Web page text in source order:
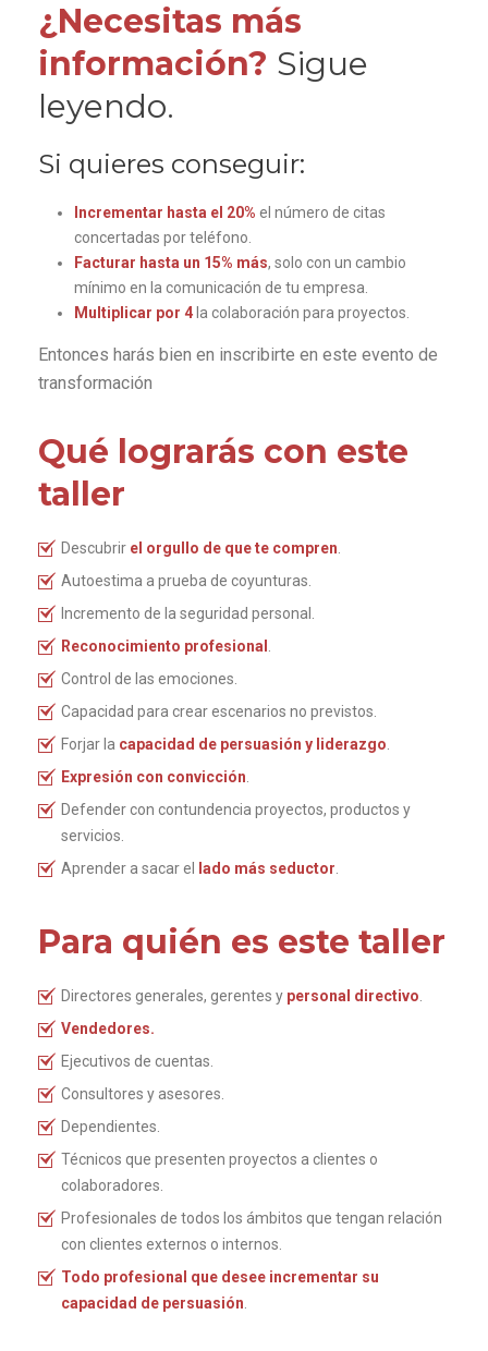
¿Necesitas más
información? Sigue
leyendo.
Si quieres conseguir:
Incrementar hasta el 20% el número de citas
concertadas por teléfono.
Facturar hasta un 15% más, solo con un cambio
mínimo en la comunicación de tu empresa.
Multiplicar por 4la colaboración para proyectos.
Entonces harás bien en inscribirte en este evento de
transformación
Qué lograrás con este
taller
Descubrir el orgullo de que te compren
Autoestima a prueba de coyunturas.
Incremento de la seguridad personal.
Reconocimiento profesional
Control de las emociones.
Capacidad para crear escenarios no previstos.
Forjar la capacidad de persuasión y liderazgo
Expresión con convicción
Defender con contundencia proyectos, productos y
servicios.
Aprender a sacar el lado más seductor
Para quién es este taller
Directores generales, gerentes y personal directivo
Vendedores.
Ejecutivos de cuentas.
Consultores y asesores.
Dependientes.
Técnicos que presenten proyectos a clientes o
colaboradores.
Profesionales de todos los ámbitos que tengan relación
con clientes externos o internos.
Todo profesional que desee incrementar su
capacidad de persuasión